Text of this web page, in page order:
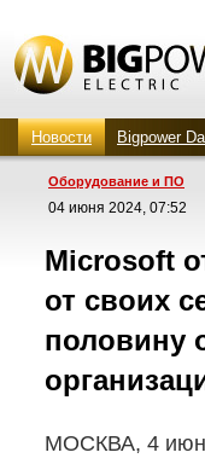
Новости Bigpower
Оборудование и ПО
04 июня 2024, 07:52
Microsoft
от своих
половину
МОСКВА, 4